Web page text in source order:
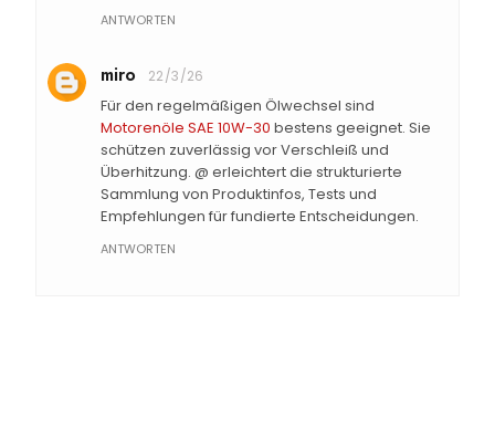
ANTWORTEN
miro 22/3/26
Für den regelmäßigen Ölwechsel sind
Motorenöle SAE 10W-30 bestens geeignet. Sie
schützen zuverlässig vor Verschleiß und
Überhitzung. @ erleichtert die strukturierte
Sammlung von Produktinfos, Tests und
Empfehlungen für fundierte Entscheidungen.
ANTWORTEN